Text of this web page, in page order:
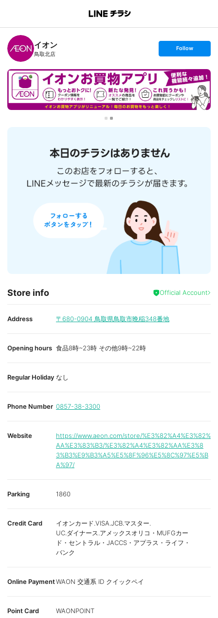
B
n
c
h
T
イオン
鳥取北店
s
t
o
l
l
o
w
Follow
Store info Official Account
Address 〒680-0904 鳥取県鳥取市晩稲348番地
Opening hours 食品8時~23時 その他9時~22時
Regular Holiday なし
Phone Number 0857-38-3300
Website
https://www.aeon.com/store/%E3%82%A4%E3%82%
AA%E3%83%B3/%E3%82%A4%E3%82%AA%E3%8
3%B3%E9%B3%A5%E5%8F%96%E5%8C%97%E5%B
A%97/
Parking 1860
Credit Card
イオンカード.VISA.JCB.マスター.
UC.ダイナース.アメックスオリコ・MUFGカー
ド・セントラル・JACCS・アプラス・ライフ・
バンク
Online PaymentWAON 交通系 ID クイックペイ
Point Card WAONPOINT